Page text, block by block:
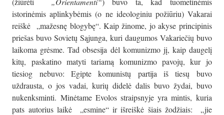
istorinėmis aplinkybėmis (o ne ideologiniu požiūriu) Vakarai
reiškė „mažesnę blogybę“. Kaip žinome, jo akyse principinis
priešas buvo Sovietų Sąjunga, kuri daugumos Vakariečių buvo
laikoma grėsme. Tad obsesija dėl komunizmo jį, kaip daugelį
kitų, paskatino matyti tariamą komunizmo pavojų, kur jo
tiesiog nebuvo: Egipte komunistų partija iš tiesų buvo
uždrausta, o jos vadai, kurių didelė dalis buvo žydai, buvo
nukenksminti. Minėtame Evolos straipsnyje yra mintis, kuria
pats autorius laikė „esmine“ ir išreiškė šiais žodžiais: „jie